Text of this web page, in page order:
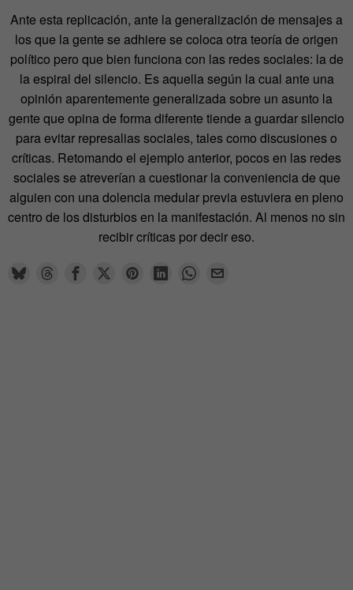
Ante esta replicación, ante la generalización de mensajes a
los que la gente se adhiere se coloca otra teoría de origen
político pero que bien funciona con las redes sociales: la de
la espiral del silencio. Es aquella según la cual ante una
opinión aparentemente generalizada sobre un asunto la
gente que opina de forma diferente tiende a guardar silencio
para evitar represalias sociales, tales como discusiones o
críticas. Retomando el ejemplo anterior, pocos en las redes
sociales se atreverían a cuestionar la conveniencia de que
alguien con una dolencia medular previa estuviera en pleno
centro de los disturbios en la manifestación. Al menos no sin
recibir críticas por decir eso.